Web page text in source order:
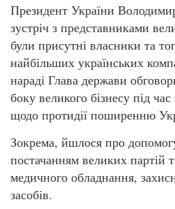
Президент України
зустріч з представниками
були присутні власники та
найбільших українських
нараді Глава держави
боку великого бізнесу під
щодо протидії поширенню
Зокрема, йшлося про
постачанням великих партій
медичного обладнання,
засобів.